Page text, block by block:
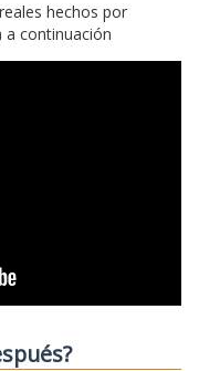
hechos por
a continuación